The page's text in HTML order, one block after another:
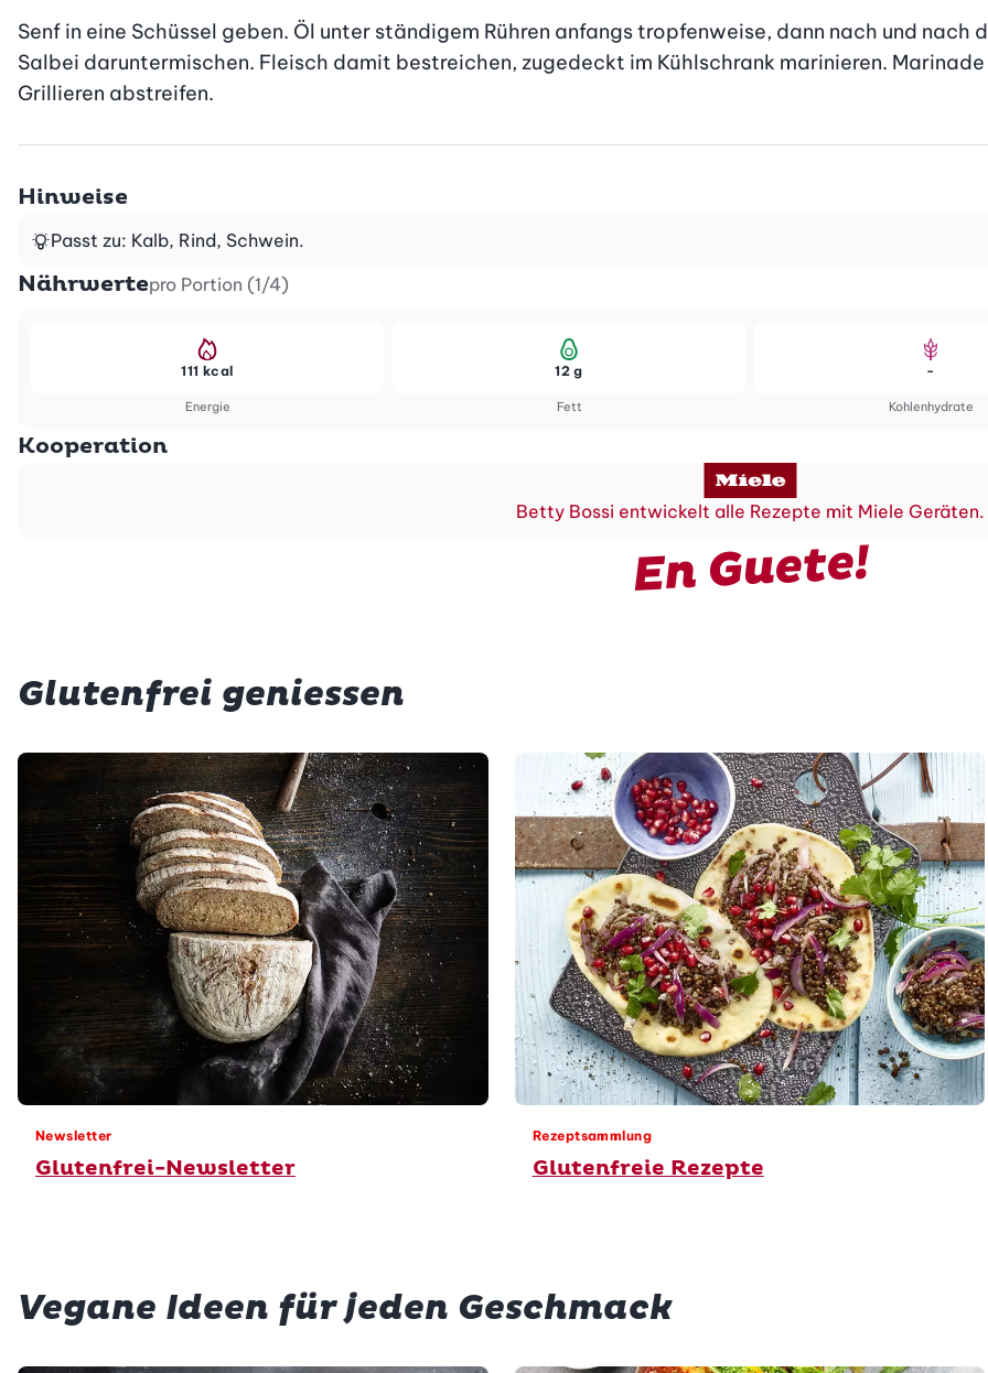
Senf in eine Schüssel geben. Öl unter ständigem Rühren anfangs tropfenweise, dann nach und nach
Salbei daruntermischen. Fleisch damit bestreichen, zugedeckt im Kühlschrank marinieren.
Grillieren abstreifen.
Hinweise
Passt zu: Kalb, Rind, Schwein.
Nährwertepro Portion (1/4)
Energie
111 kcal
Fett
12 g
Kohlenhydrate
-
Kooperation
Betty Bossi entwickelt alle Rezepte mit Miele Geräten.
En Guete!
Glutenfrei geniessen
Newsletter
Glutenfrei-Newsletter
Rezeptsammlung
Glutenfreie Rezepte
Vegane Ideen für jeden Geschmack